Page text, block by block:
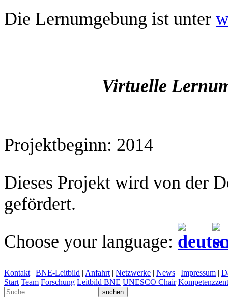
Die Lernumgebung ist unter
Virtuelle
Projektbeginn: 2014
Dieses Projekt wird von der
gefördert.
Choose your language:
Kontakt | BNE-Leitbild | Anfahrt | Netzwerke | News | Impressum |
Start Team Forschung Leitbild BNE UNESCO Chair